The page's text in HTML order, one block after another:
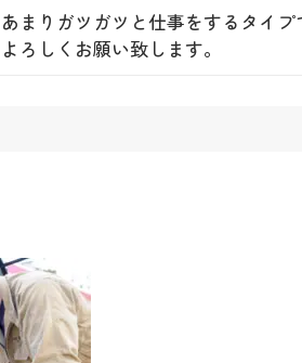
あまりガツガツと仕事をするタイ
よろしくお願い致します。